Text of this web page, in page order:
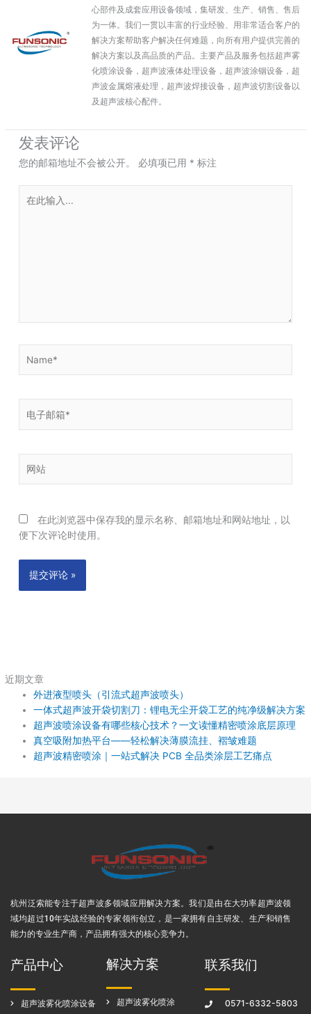
心部件及成套应用设备领域，集研发、生产、销售、售后
为一体。我们一贯以丰富的行业经验、用非常适合客户的
解决方案帮助客户解决任何难题，向所有用户提供完善的
解决方案以及高品质的产品。主要产品及服务包括超声雾
化喷涂设备，超声波液体处理设备，超声波涂铟设备，超
声波金属熔液处理，超声波焊接设备，超声波切割设备以
及超声波核心配件。
发表评论
您的邮箱地址不会被公开。 必填项已用 * 标注
子
箱
站
在此浏览器中保存我的显示名称、邮箱地址和网站地址，以
便下次评论时使用。
近期文章
外进液型喷头（引流式超声波喷头）
一体式超声波开袋切割刀：锂电无尘开袋工艺的纯净级解决方案
超声波喷涂设备有哪些核心技术？一文读懂精密喷涂底层原理
真空吸附加热平台——轻松解决薄膜流挂、褶皱难题
超声波精密喷涂｜一站式解决 PCB 全品类涂层工艺痛点
杭州泛索能专注于超声波多领域应用解决方案 。我们是由在大功率超声波领
域均超过10年实战经验的专家领衔创立，是一家拥有自主研发、生产和销售
能力的专业生产商，产品拥有强大的核心竞争力。
产品中心
超声波雾化喷涂设备
解决方案
超声波雾化喷涂
联系我们
0571-6332-5803